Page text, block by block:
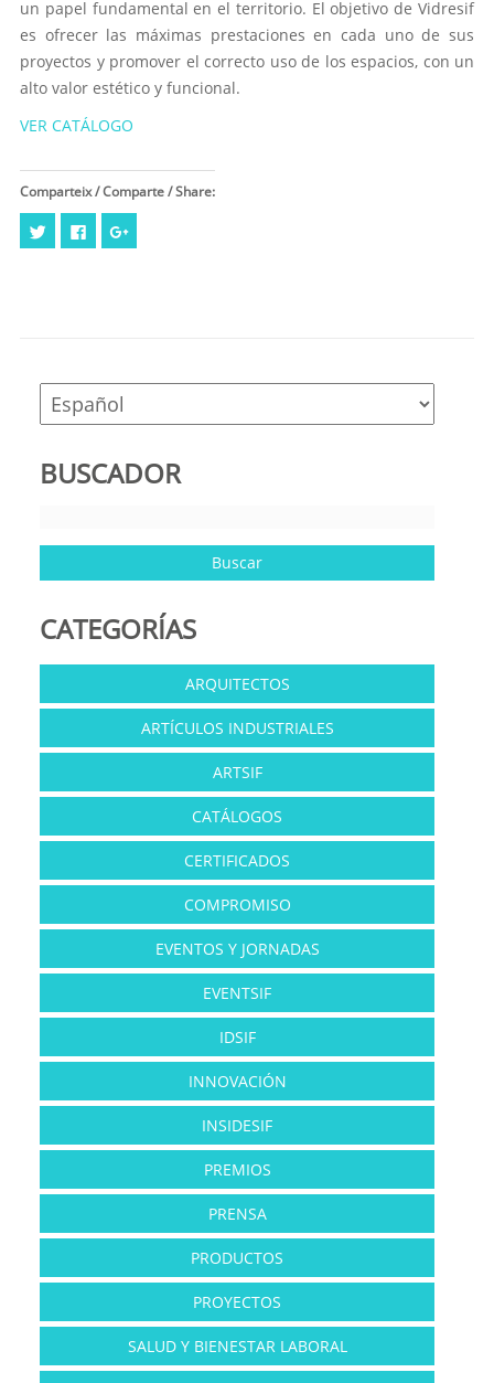
un papel fundamental en el territorio. El objetivo de Vidresif
es ofrecer las máximas prestaciones en cada uno de sus
proyectos y promover el correcto uso de los espacios, con un
alto valor estético y funcional.
VER CATÁLOGO
Comparteix / Comparte / Share:
Haz
para
Haz
para para
BUSCADOR
CATEGORÍAS
ARQUITECTOS
ARTÍCULOS INDUSTRIALES
ARTSIF
CATÁLOGOS
CERTIFICADOS
COMPROMISO
EVENTOS Y JORNADAS
EVENTSIF
IDSIF
INNOVACIÓN
INSIDESIF
PREMIOS
PRENSA
PRODUCTOS
PROYECTOS
SALUD Y BIENESTAR LABORAL